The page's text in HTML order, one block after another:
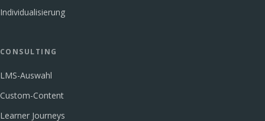
Individualisierung
CONSULTING
LMS-Auswahl
Custom-Content
Learner Journeys